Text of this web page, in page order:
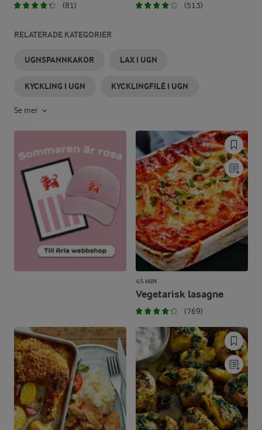
(81) (513)
RELATERADE KATEGORIER
UGNSPANNKAKOR LAX I UGN
KYCKLING I UGN KYCKLINGFILÉ I UGN
Se mer
45 MIN
Vegetarisk lasagne
(769)